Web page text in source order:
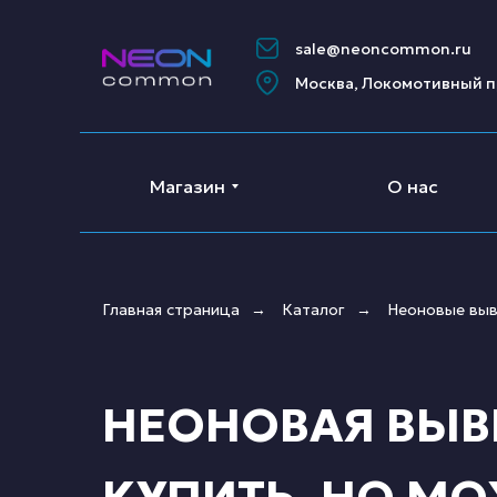
sale@neoncommon.ru
Магазин О нас
Москва, Локомотивный
Главная страница → Каталог → Неоновые
НЕОНОВАЯ